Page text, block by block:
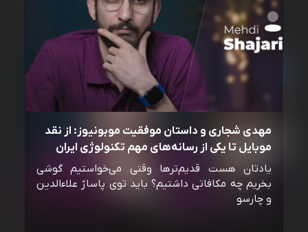
مهدی شجاری و داستان موفقیت موبونیوز: از نقد
موبایل تا یکی از رسانه‌‌های مهم تکنولوژی ایران
یادتان هست قدیم‌ترها وقتی می‌خواستیم گوشی
بخریم چه مکافاتی داشتیم؟ باید توی پاساژ علاءالدین
و چارسو